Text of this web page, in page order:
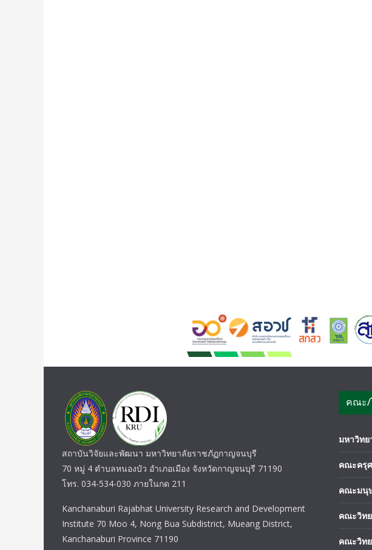
สถาบันวิจัยและพัฒนา มหาวิทยาลัยราชภัฏกาญจนบุรี
70 หมู่ 4 ตำบลหนองบัว อำเภอเมือง จังหวัดกาญจนบุรี 71190
โทร. 034-534-030 ภายในกด 211
Kanchanaburi Rajabhat University Research and Development
Institute 70 Moo 4, Nong Bua Subdistrict, Mueang District,
Kanchanaburi Province 71190
คณะ/
มหาวิท
คณะครุ
คณะมนุ
คณะวิท
คณะวิท